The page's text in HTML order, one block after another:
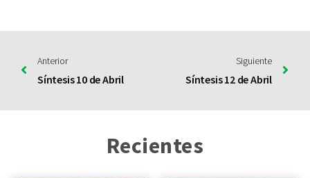
Anterior
Síntesis 10 de Abril
Siguiente
Síntesis 12 de Abril
Recientes